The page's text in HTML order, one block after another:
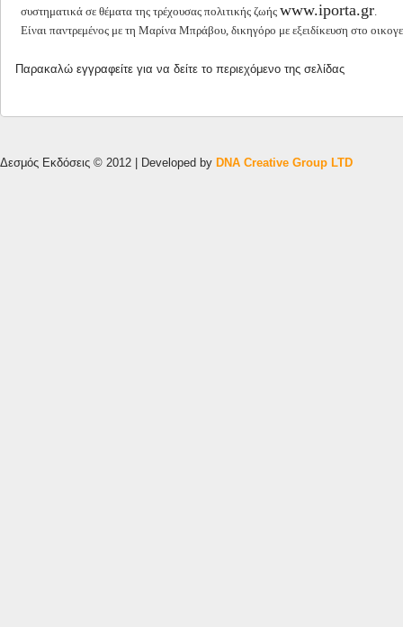
συστηματικά σε θέματα της τρέχουσας πολιτικής ζωής www.iporta.gr.
Είναι παντρεμένος με τη Μαρίνα Μπράβου, δικηγόρο με εξειδίκευση στο
Παρακαλώ εγγραφείτε για να δείτε το περιεχόμενο της σελίδας
Δεσμός Εκδόσεις © 2012 | Developed by DNA Creative Group LTD